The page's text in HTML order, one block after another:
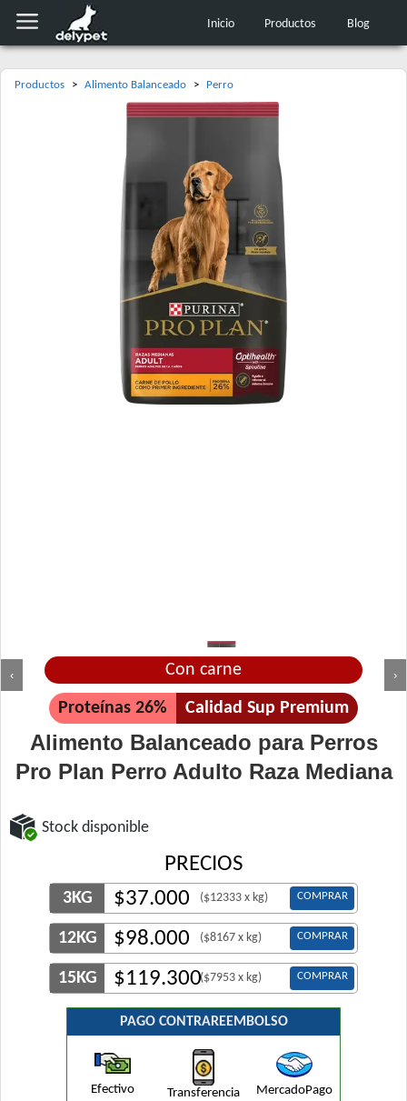
Inicio Productos Blog
Productos > Alimento Balanceado > Perro
‹ ›
Con carne
Proteínas 26% Calidad Sup Premium
Alimento Balanceado para Perros
Pro Plan Perro Adulto Raza Mediana
Stock disponible
PRECIOS
3KG $37.000 ($12333 x kg) COMPRAR
12KG $98.000 ($8167 x kg) COMPRAR
15KG $119.300($7953 x kg) COMPRAR
PAGO CONTRAREEMBOLSO
Efectivo Transferencia MercadoPago